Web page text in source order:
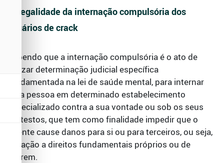
A Legalidade da internação compulsória dos
usuários de crack
Sabendo que a internação compulsória é o ato de
utilizar determinação judicial específica
fundamentada na lei de saúde mental, para internar
uma pessoa em determinado estabelecimento
especializado contra a sua vontade ou sob os seus
protestos, que tem como finalidade impedir que o
doente cause danos para si ou para terceiros, ou seja,
violação a direitos fundamentais próprios ou de
outrem.